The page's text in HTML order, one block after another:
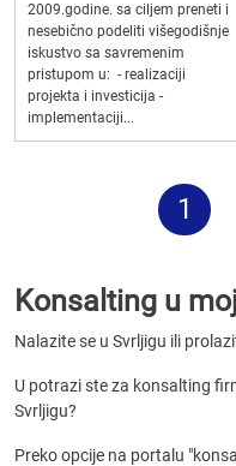
2009.godine. sa ciljem preneti i
nesebično podeliti višegodišnje
iskustvo sa savremenim
pristupom u: - realizaciji
projekta i investicija -
implementaciji...
1
Konsalting u
Nalazite se u Svrljigu ili
U potrazi ste za konsalting
Svrljigu?
Preko opcije na portalu